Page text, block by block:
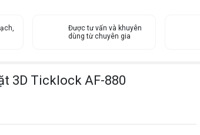
Được tư vấn và khuyên
dùng từ chuyên gia
3D Ticklock AF-880